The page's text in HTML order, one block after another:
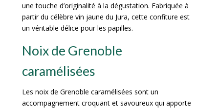
une touche d’originalité à la dégustation. Fabriquée à
partir du célèbre vin jaune du Jura, cette confiture est
un véritable délice pour les papilles.
Noix de Grenoble
caramélisées
Les noix de Grenoble caramélisées sont un
accompagnement croquant et savoureux qui apporte